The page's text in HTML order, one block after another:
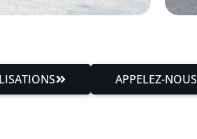
APPELEZ-NOUS